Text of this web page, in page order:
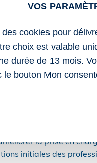
palliatifs afin de
ne pouvant être
palliatifs.
et les
objectifs affichés pour
la prise en
initiales des
VOS
cookies pour
choix est valable
durée de 13 mois.
le bouton Mon